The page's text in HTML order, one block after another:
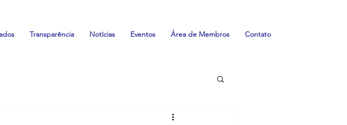
Transparência Notícias Eventos Área de Membros Contato